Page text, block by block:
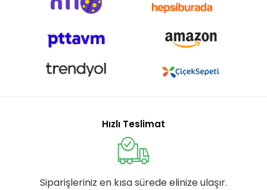
Hızlı Teslimat
Siparişleriniz en kısa sürede elinize ulaşır.